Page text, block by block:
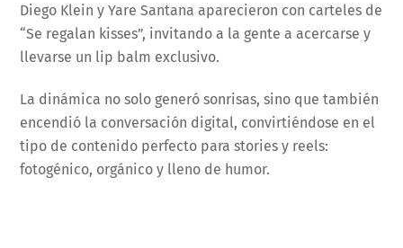
Diego Klein y Yare Santana aparecieron con carteles de
“Se regalan kisses”, invitando a la gente a acercarse y
llevarse un lip balm exclusivo.
La dinámica no solo generó sonrisas, sino que también
encendió la conversación digital, convirtiéndose en el
tipo de contenido perfecto para stories y reels:
fotogénico, orgánico y lleno de humor.